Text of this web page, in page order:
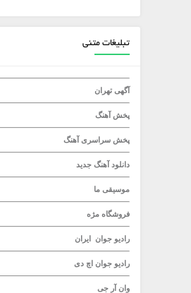
تبلیغات متنی
آگهی تهران
پخش آهنگ
پخش سراسری آهنگ
دانلود آهنگ جدید
موسیقی ما
فروشگاه مژه
رادیو جوان ایران
رادیو جوان اچ دی
وان آر جی